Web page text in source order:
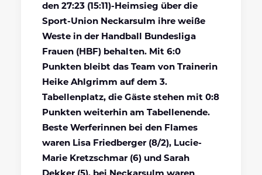
den 27:23 (15:11)-Heimsieg über die
Sport-Union Neckarsulm ihre weiße
Weste in der Handball Bundesliga
Frauen (HBF) behalten. Mit 6:0
Punkten bleibt das Team von Trainerin
Heike Ahlgrimm auf dem 3.
Tabellenplatz, die Gäste stehen mit 0:8
Punkten weiterhin am Tabellenende.
Beste Werferinnen bei den Flames
waren Lisa Friedberger (8/2), Lucie-
Marie Kretzschmar (6) und Sarah